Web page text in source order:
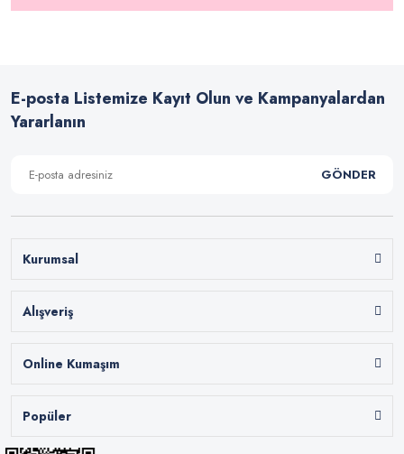
E-posta Listemize Kayıt Olun ve Kampanyalardan
Yararlanın
GÖNDER
Kurumsal
Alışveriş
Online Kumaşım
Popüler